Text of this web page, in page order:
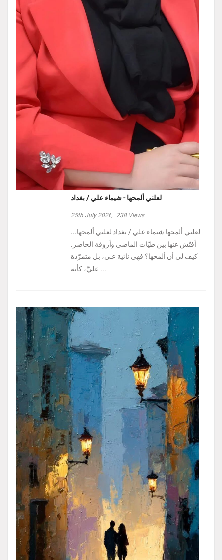
لعلني ألمحها - شيماء علي / بغداد
25th July 2026, 238Views
لعلني ألمحها شيماء علي / بغداد لعلني ألمحها...
أفتّش عنها بين طيّات الماضي وأروقة الحاضر.
كيف لي أن ألمحها؟ فهي نائية عني، بل متمرّدة
عليَّ، كأنه ...